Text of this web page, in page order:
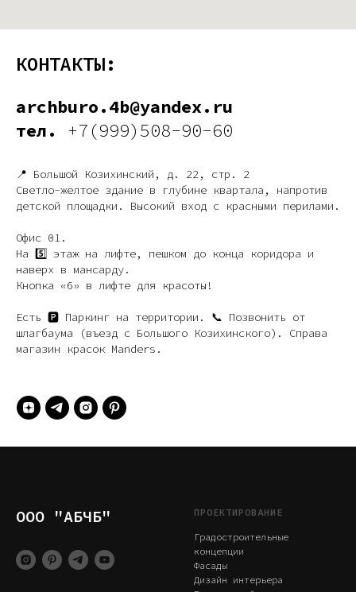
КОНТАКТЫ:
archburo.4b@yandex.ru
тел. +7(999)508-90-60
📍 Большой Козихинский, д. 22, стр. 2
Светло-желтое здание в глубине квартала, напротив
детской площадки. Высокий вход с красными перилами.
Офис 01.
На 5️⃣ этаж на лифте, пешком до конца коридора и
наверх в мансарду.
Кнопка «6» в лифте для красоты!
Есть 🅿️ Паркинг на территории. 📞 Позвонить от
шлагбаума (въезд с Большого Козихинского). Справа
магазин красок Manders.
ООО "АБЧБ" ПРОЕКТИРОВАНИЕ
Градостроительные
концепции
Фасады
Дизайн интерьера